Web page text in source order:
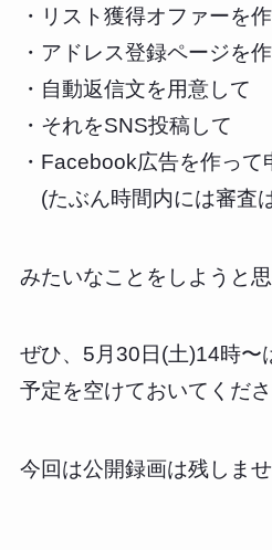
・リスト獲得オファーを
・アドレス登録ページを
・自動返信文を用意して
・それをSNS投稿して
・Facebook広告を作って
(たぶん時間内には審査
みたいなことをしようと思
ぜひ、5月30日(土)14時〜
予定を空けておいてくださ
今回は公開録画は残しませ